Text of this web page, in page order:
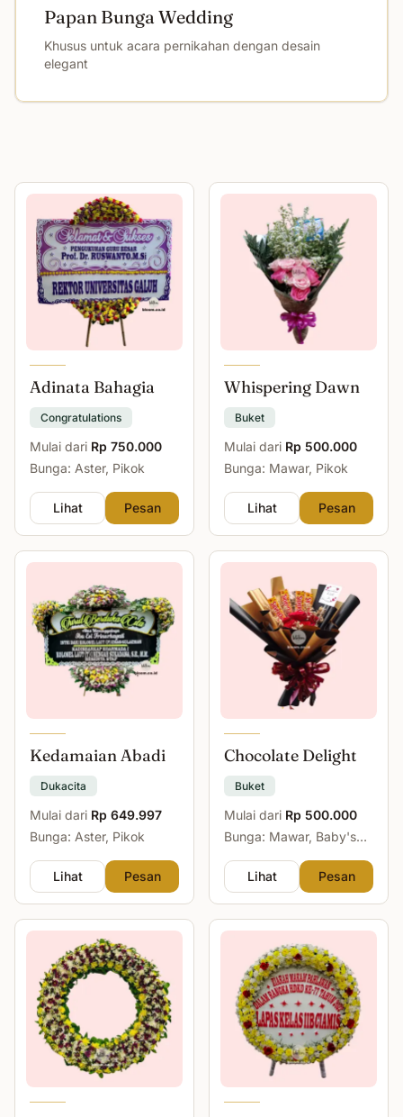
Papan Bunga Wedding
Khusus untuk acara pernikahan dengan desain
elegant
Adinata Bahagia
Congratulations
Mulai dari Rp 750.000
Bunga: Aster, Pikok
Lihat Pesan
Whispering Dawn
Buket
Mulai dari Rp 500.000
Bunga: Mawar, Pikok
Lihat Pesan
Kedamaian Abadi
Dukacita
Mulai dari Rp 649.997
Bunga: Aster, Pikok
Lihat Pesan
Chocolate Delight
Buket
Mulai dari Rp 500.000
Bunga: Mawar, Baby's
Lihat
Pesan